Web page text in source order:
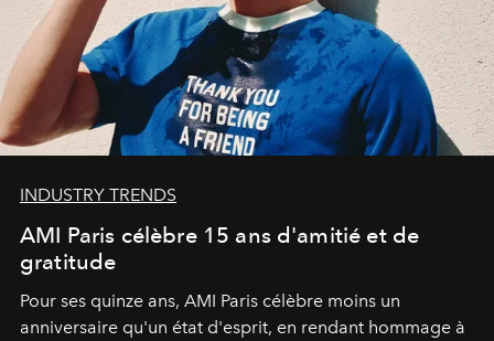
INDUSTRY TRENDS
AMI Paris célèbre 15 ans d'amitié et de
gratitude
Pour ses quinze ans, AMI Paris célèbre moins un
anniversaire qu'un état d'esprit, en rendant hommage à